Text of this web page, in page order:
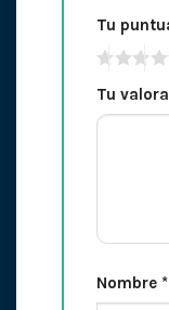
Tu
Tu
Nombre *